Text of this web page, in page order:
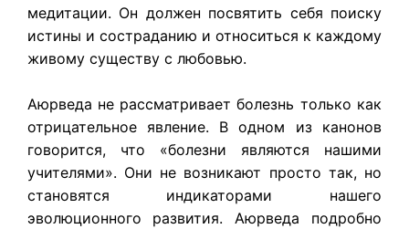
медитации. Он должен посвятить себя поиску
истины и состраданию и относиться к каждому
живому существу с любовью.
Аюрведа не рассматривает болезнь только как
отрицательное явление. В одном из канонов
говорится, что «болезни являются нашими
учителями». Они не возникают просто так, но
становятся индикаторами нашего
эволюционного развития. Аюрведа подробно